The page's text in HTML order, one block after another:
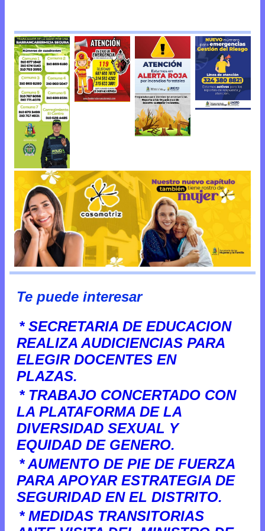
Te puede interesar
* SECRETARIA DE EDUCACION
REALIZA AUDICIENCIAS PARA
ELEGIR DOCENTES EN
PLAZAS.
* TRABAJO CONCERTADO CON
LA PLATAFORMA DE LA
DIVERSIDAD SEXUAL Y
EQUIDAD DE GENERO.
* AUMENTO DE PIE DE FUERZA
PARA APOYAR ESTRATEGIA DE
SEGURIDAD EN EL DISTRITO.
* MEDIDAS TRANSITORIAS